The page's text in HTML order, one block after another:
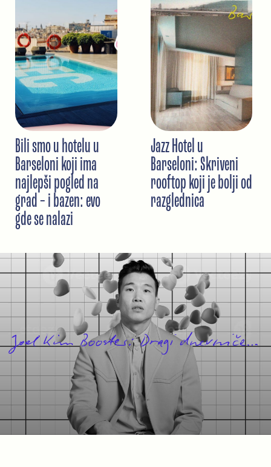
Bili smo u hotelu u
Barseloni koji ima
najlepši pogled na
grad – i bazen: evo
gde se nalazi
Jazz Hotel u
Barseloni: Skriveni
rooftop koji je bolji od
razglednica
Joel Kim Booster: Dragi dnevniče…